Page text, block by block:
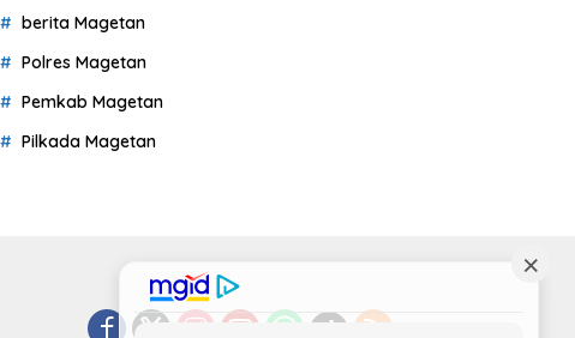
berita Magetan
Polres Magetan
Pemkab Magetan
Pilkada Magetan